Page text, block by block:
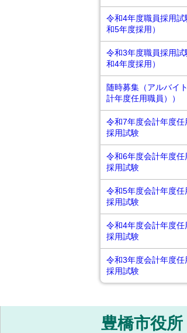
令和4年度職員採用試
和5年度採用）
令和3年度職員採用試
和4年度採用）
随時募集（アルバイ
計年度任用職員））
令和7年度会計年度任
採用試験
令和6年度会計年度任
採用試験
令和5年度会計年度任
採用試験
令和4年度会計年度任
採用試験
令和3年度会計年度任
採用試験
豊橋市役所